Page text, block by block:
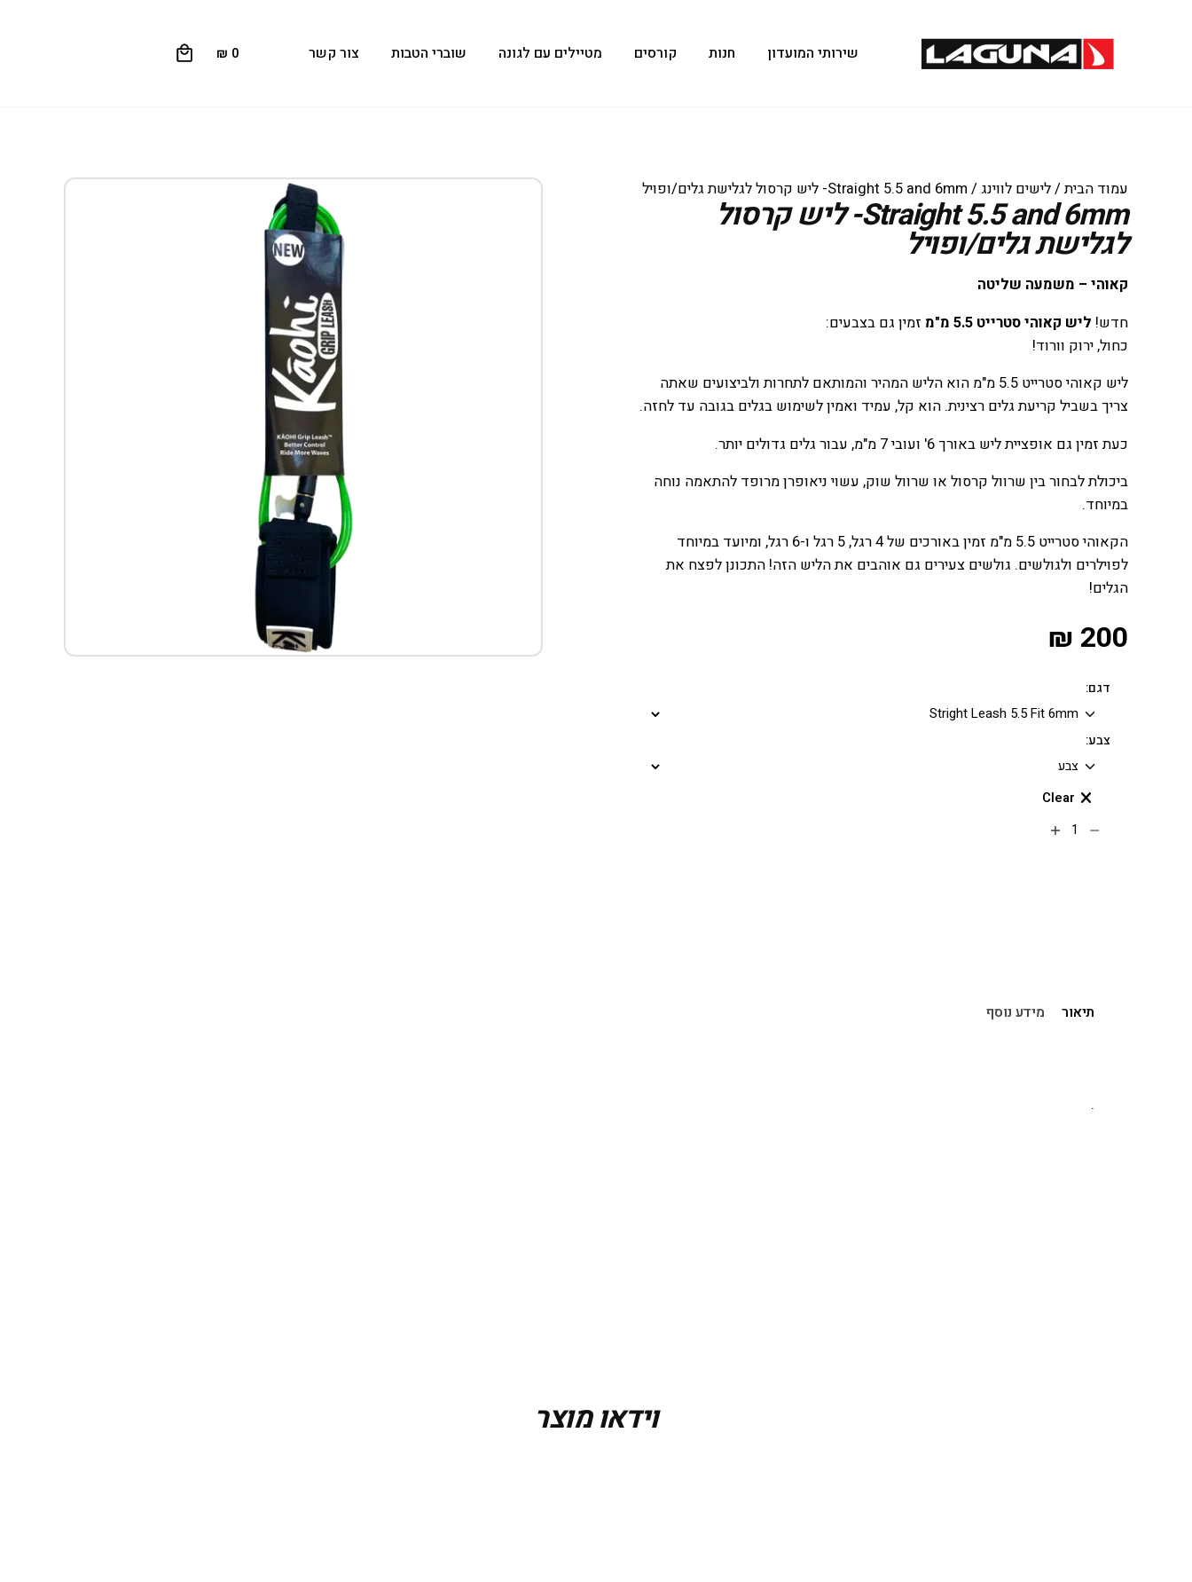
שירותי המועדון חנות קורסים מטיילים עם לגונה שוברי הטבות צור קשר ₪ 0
עמוד הבית/לישים לווינג/ Straight 5.5 and 6mm- ליש קרסול לגלישת גלים/ופויל
Straight 5.5 and 6mm- ליש קרסול
לגלישת גלים/ופויל
קאוהי – משמעה שליטה
חדש! ליש קאוהי סטרייט 5.5 מ"מ
זמין גם בצבעים:
כחול, ירוק וורוד!
ליש קאוהי סטרייט 5.5 מ"מ הוא הליש המהיר והמותאם לתחרות ולביצועים שאתה
צריך בשביל קריעת גלים רצינית. הוא קל, עמיד ואמין לשימוש בגלים בגובה עד לחזה.
כעת זמין גם אופציית ליש באורך 6' ועובי 7 מ"מ, עבור גלים גדולים יותר.
ביכולת לבחור בין שרוול קרסול או שרוול שוק, עשוי ניאופרן מרופד להתאמה נוחה
במיוחד.
הקאוהי סטרייט 5.5 מ"מ זמין באורכים של 4 רגל, 5 רגל ו-6 רגל, ומיועד במיוחד
לפוילרים ולגולשים. גולשים צעירים גם אוהבים את הליש הזה! התכונן לפצח את
הגלים!
דגם:
צבע:
Clear
₪ 200
תיאור מידע נוסף
.
וידאו מוצר